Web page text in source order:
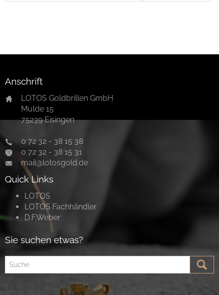
Anschrift
LOTOS Goldbrillen GmbH
Mulde 15
75239 Eisingen
0 72 32 - 38 15 38
0 72 32 - 38 15 31
mail@lotosgold.de
Quick Links
LOTOS
LOTOS Fachhändler
D.F.Weber
Sie suchen etwas?